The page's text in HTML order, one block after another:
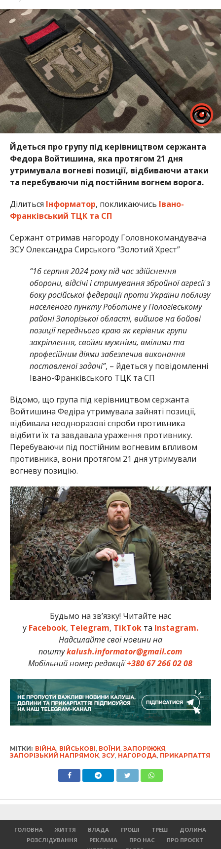
Йдеться про групу під керівництвом сержанта
Федора Войтишина, яка протягом 21 дня
утримувала вогневі позиції, відбиваючи атаки
та перебуваючи під постійним вогнем ворога.
Ділиться Інформатор, покликаючись Івано-
Франківський ТЦК та СП
Сержант отримав нагороду Головнокомандувача
ЗСУ Олександра Сирського “Золотий Хрест”
“16 серпня 2024 року під час здійснення
оборони, відсічі і стримування збройної агресії з
боку російської федерації проти України поблизу
населеного пункту Роботине у Пологівському
районі Запорізької області, вийшов на бойові
позиції переднього краю як керівник групи
закріплення, своїми мужніми, вмілими та
професійним діями забезпечив виконання
поставленої задачі”, – йдеться у повідомленні
Івано-Франківського ТЦК та СП
Відомо, що група під керівництвом сержанта
Войтишина Федіра утримувала зайняті позиції,
відбивала неодноразові спроби противника
відбити їх та завдавала ураження противнику.
Перебуваючи під постійним вогневим впливом
противника, вони протягом 21 дня утримували
вогневу позицію.
Будьмо на зв’язку! Читайте нас
у Facebook, Telegram, TikTokта Instagram.
Надсилайте свої новини на
поштуkalush.informator@gmail.com
Мобільний номер редакції+380 67 266 02 08
МІТКИ: ВІЙНА ВІЙСЬКОВІ ВОЇНИ ЗАПОРІЖЖЯ
ЗАПОРІЗЬКИЙ НАПРЯМОК, ЗСУ, НАГОРОДА ПРИКАРПАТТЯ
ГОЛОВНА ЖИТТЯ ВЛАДА ГРОШІ ТРЕШ
ДОЛИНА
РОЗСЛІДУВАННЯ
РЕКЛАМА ПРО НАС
ПРО ПРОЄКТ